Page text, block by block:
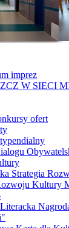
imprez
W SIECI
ofert
Strategia
Kultury